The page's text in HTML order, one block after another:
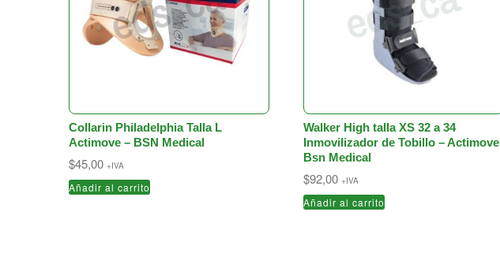
Collarin Philadelphia Talla L
Actimove – BSN Medical
$45,00 +IVA
Añadir al carrito
Walker High talla XS 32 a 34
Inmovilizador de Tobillo – Actimove
Bsn Medical
$92,00 +IVA
Añadir al carrito